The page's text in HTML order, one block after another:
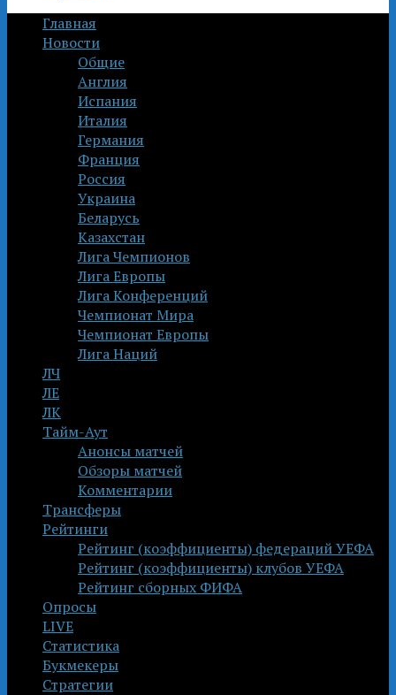
Главная
Новости
Общие
Англия
Испания
Италия
Германия
Франция
Россия
Украина
Беларусь
Казахстан
Лига Чемпионов
Лига Европы
Лига Конференций
Чемпионат Мира
Чемпионат Европы
Лига Наций
ЛЧ
ЛЕ
ЛК
Тайм-Аут
Анонсы матчей
Обзоры матчей
Комментарии
Трансферы
Рейтинги
Рейтинг (коэффициенты) федераций УЕФА
Рейтинг (коэффициенты) клубов УЕФА
Рейтинг сборных ФИФА
Опросы
LIVE
Статистика
Букмекеры
Стратегии